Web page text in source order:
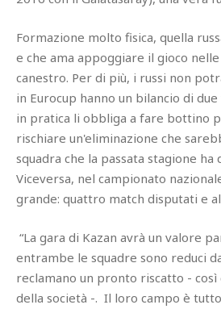
Formazione molto fisica, quella
e che ama appoggiare il gioco
canestro. Per di più, i russi non
in Eurocup hanno un bilancio di
in pratica li obbliga a fare bottino
rischiare un'eliminazione che
squadra che la passata stagione ha
Viceversa, nel campionato
grande: quattro match disputati e
“La gara di Kazan avrà un valore
entrambe le squadre sono reduci
reclamano un pronto riscatto - così
della società -. Il loro campo è